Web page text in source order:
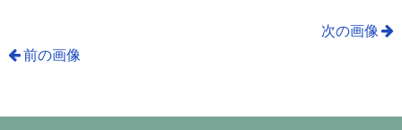
次の画像
前の画像